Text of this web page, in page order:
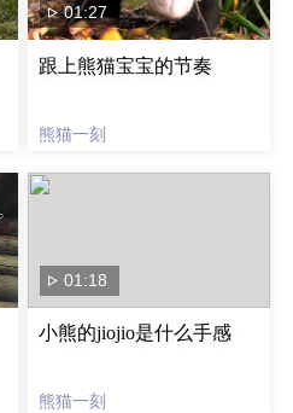
01:27
跟上熊猫宝宝的节奏
熊猫一刻
01:18
小熊的jiojio是什么手感
熊猫一刻